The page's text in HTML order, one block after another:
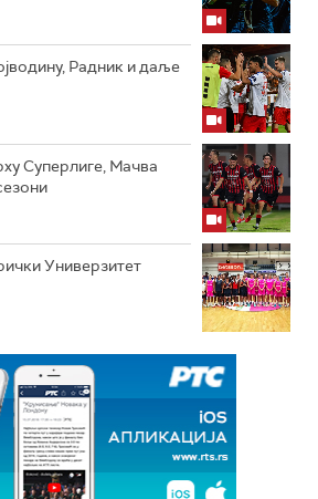
Радник и даље
Суперлиге, Мачва
Универзитет